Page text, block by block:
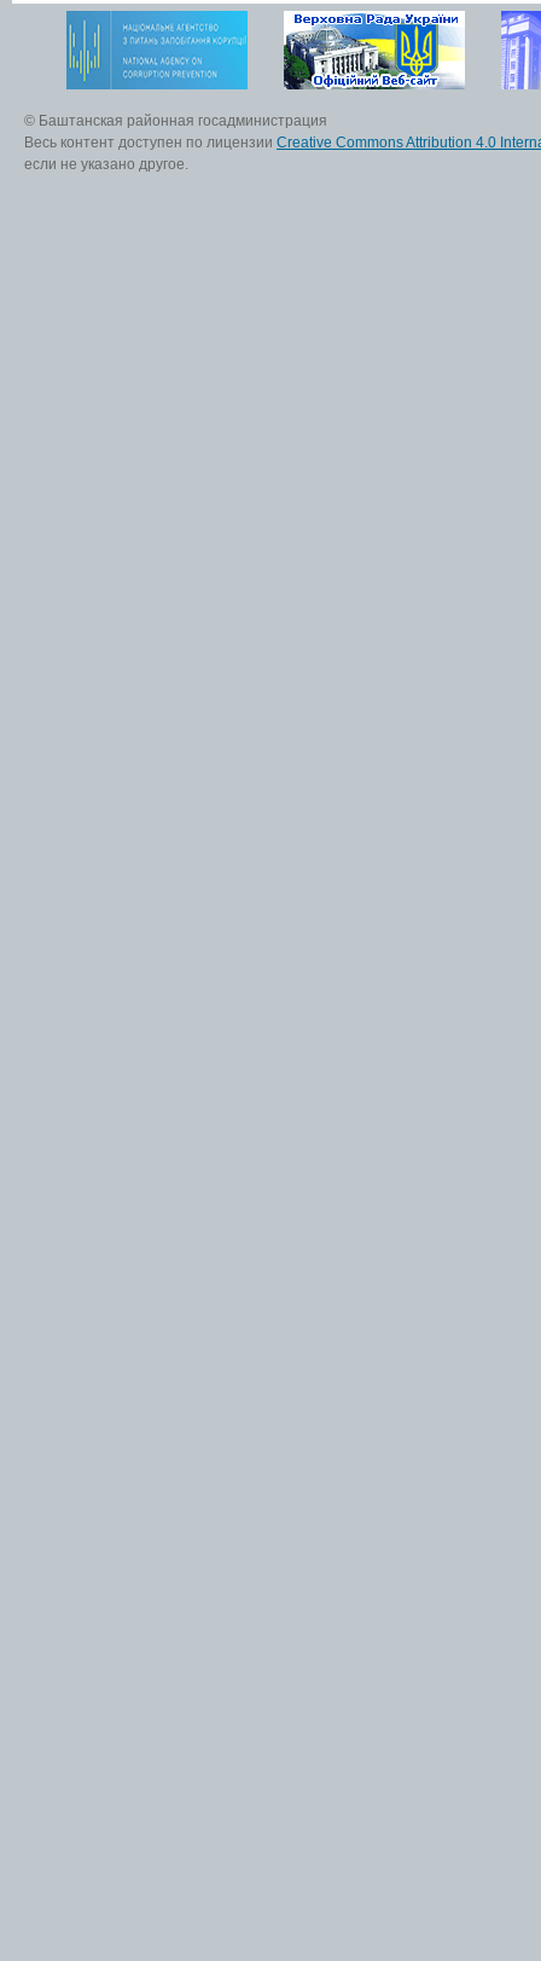
© Баштанская районная госадминистрация
Весь контент доступен по лицензии Creative Commons Attribution 4.0
если не указано другое.